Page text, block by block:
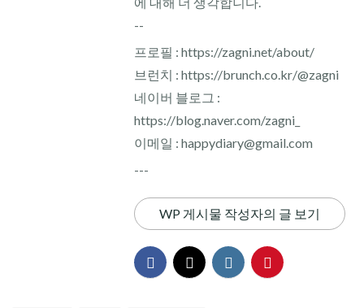
--
프로필 : https://zagni.net/about/
브런치 : https://brunch.co.kr/@zagni
네이버 블로그 :
https://blog.naver.com/zagni_
이메일 : happydiary@gmail.com
---
WP 게시물 작성자의 글 보기